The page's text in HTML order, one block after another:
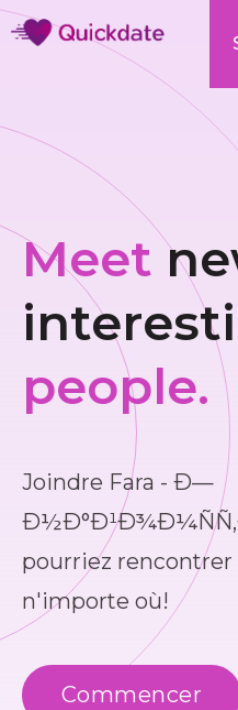
Meet
people.
Joindre Fara - Ð—
pourriez
n'importe où!
Commencer